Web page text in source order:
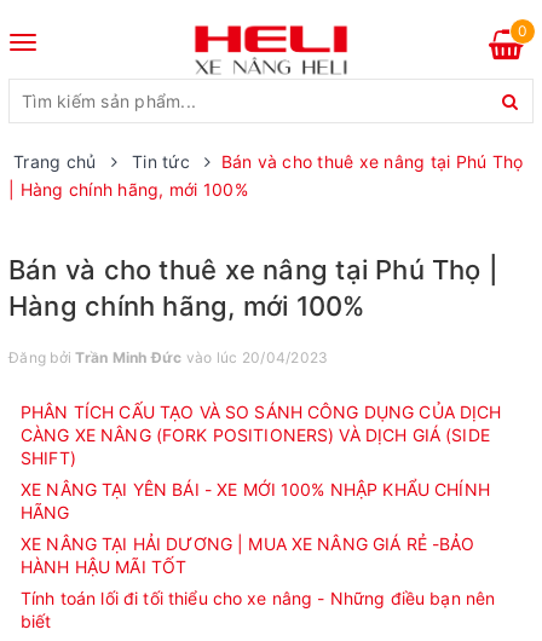
Toggle
0
Trang chủ Tin tức
Bán và cho thuê xe nâng tại Phú Thọ
| Hàng chính hãng, mới 100%
Bán và cho thuê xe nâng tại Phú Thọ |
Hàng chính hãng, mới 100%
Đăng bởiTrần Minh Đức vào lúc 20/04/2023
PHÂN TÍCH CẤU TẠO VÀ SO SÁNH CÔNG DỤNG CỦA DỊCH
CÀNG XE NÂNG (FORK POSITIONERS) VÀ DỊCH GIÁ (SIDE
SHIFT)
XE NÂNG TẠI YÊN BÁI - XE MỚI 100% NHẬP KHẨU CHÍNH
HÃNG
XE NÂNG TẠI HẢI DƯƠNG | MUA XE NÂNG GIÁ RẺ -BẢO
HÀNH HẬU MÃI TỐT
Tính toán lối đi tối thiểu cho xe nâng - Những điều bạn nên
biết